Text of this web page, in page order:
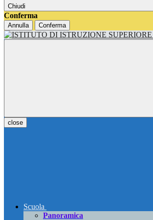
Chiudi
Conferma
Annulla Conferma
close
Scuola
Panoramica